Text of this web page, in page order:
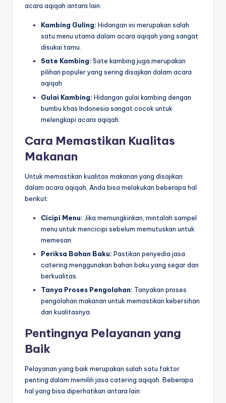
acara aqiqah antara lain:
Kambing Guling: Hidangan ini merupakan salah
satu menu utama dalam acara aqiqah yang sangat
disukai tamu.
Sate Kambing: Sate kambing juga merupakan
pilihan populer yang sering disajikan dalam acara
aqiqah.
Gulai Kambing: Hidangan gulai kambing dengan
bumbu khas Indonesia sangat cocok untuk
melengkapi acara aqiqah.
Cara Memastikan Kualitas
Makanan
Untuk memastikan kualitas makanan yang disajikan
dalam acara aqiqah, Anda bisa melakukan beberapa hal
berikut:
Cicipi Menu: Jika memungkinkan, mintalah sampel
menu untuk mencicipi sebelum memutuskan untuk
memesan.
Periksa Bahan Baku: Pastikan penyedia jasa
catering menggunakan bahan baku yang segar dan
berkualitas.
Tanya Proses Pengolahan: Tanyakan proses
pengolahan makanan untuk memastikan kebersihan
dan kualitasnya.
Pentingnya Pelayanan yang
Baik
Pelayanan yang baik merupakan salah satu faktor
penting dalam memilih jasa catering aqiqah. Beberapa
hal yang bisa diperhatikan antara lain: